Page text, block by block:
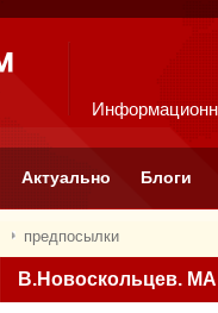
Актуально Блоги
предпосылки
В.Новоскольцев.